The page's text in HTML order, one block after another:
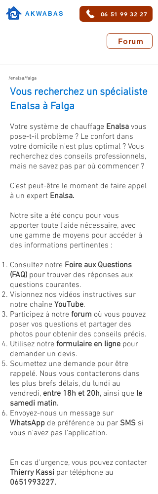
AKWABAS 06 51 99 32 27
Forum
/enalsa/falga
Vous recherchez un spécialiste
Enalsa à Falga
Votre système de chauffage Enalsa vous
pose-t-il problème ? Le confort dans
votre domicile n'est plus optimal ? Vous
recherchez des conseils professionnels,
mais ne savez pas par où commencer ?
C'est peut-être le moment de faire appel
à un expert Enalsa.
Notre site a été conçu pour vous
apporter toute l'aide nécessaire, avec
une gamme de moyens pour accéder à
des informations pertinentes :
Consultez notre Foire aux Questions
(FAQ) pour trouver des réponses aux
questions courantes.
Visionnez nos vidéos instructives sur
notre chaîne YouTube.
Participez à notre forum où vous pouvez
poser vos questions et partager des
photos pour obtenir des conseils précis.
Utilisez notre formulaire en ligne pour
demander un devis.
Soumettez une demande pour être
rappelé. Nous vous contacterons dans
les plus brefs délais, du lundi au
vendredi, entre 18h et 20h, ainsi que le
samedi matin.
Envoyez-nous un message sur
WhatsApp de préférence ou par SMS si
vous n'avez pas l'application.
En cas d'urgence, vous pouvez contacter
Thierry Kassi par téléphone au
0651993227.